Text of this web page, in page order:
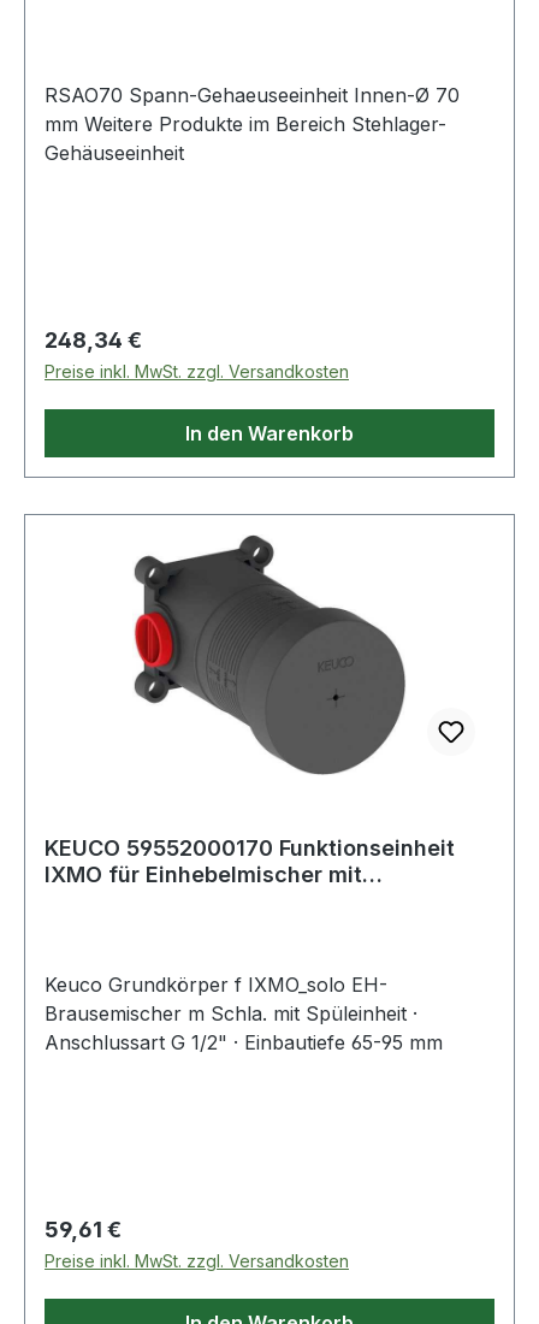
RSAO70 Spann-Gehaeuseeinheit Innen-Ø 70
mm Weitere Produkte im Bereich Stehlager-
Gehäuseeinheit
Regulärer Preis:
248,34 €
Preise inkl. MwSt. zzgl. Versandkosten
In den Warenkorb
KEUCO 59552000170 Funktionseinheit
IXMO für Einhebelmischer mit
Keuco Grundkörper f IXMO_solo EH-
Brausemischer m Schla. mit Spüleinheit ·
Anschlussart G 1/2" · Einbautiefe 65-95 mm
Regulärer Preis:
59,61 €
Preise inkl. MwSt. zzgl. Versandkosten